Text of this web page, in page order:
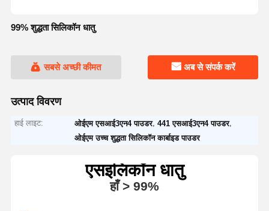
99% शुद्धता सिलिकॉन धातु
सबसे अच्छी कीमत अब से संपर्क करें
उत्पाद विवरण
हाई लाइट: ओईएम एसआई3एन4 पाउडर,441 एसआई3एन4 पाउडर,
ओईएम उच्च शुद्धता सिलिकॉन कार्बाइड पाउडर
एसइलिकॉन धातु
हाँ > 99%